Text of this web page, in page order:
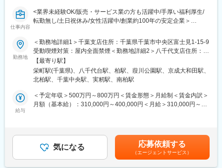
未経験でも安心してスタートできるよう、アフラック専任のトレ
ーナーによる段階的な研修があります。
2か月目：営業スキルや提案の仕方を習得
3か月目以降：定期的な検定・フィードバックで継続的にスキルア
ップ
※保険の知識がゼロの方でも成長できる仕組みを整えています。
■組織構成
20～40代の社員が中心となって活躍中。
「個人プレー」ではなく、相談しながらお客様に向き合うスタイ
ルのため、困った時もすぐにフォローし合える環境です。
変更の範囲：無
仕事内容
<業界未経験OK/販売・サービス業の方も活躍中/手厚い福利厚生/
転勤無し/土日祝休み/女性活躍中/創業約100年の安定企業＞
個人および中小企業の法人顧客に対する資産運用のパートナーと
して、最適な金融サービスを提供していただきます。資産形成の
ご提案に留まらず専門部署との連携による事業承継やM&A、不動
産管理など多様なソリューションの提供も行っており、金融の専
門知識を磨くことができます。
■職務詳細：
・個人および法人顧客への資産運用アドバイス
・新規顧客の開拓および既存顧客のフォロー
・証券というかたちのないものを扱うからこそ、総合的な人間力
や高いレベルの知見が試され、営業として高いスキルを磨くこと
勤務地
＜勤務地詳細1＞千葉支店住所：千葉県千葉市中央区富士見1-15-9
受動喫煙対策：屋内全面禁煙＜勤務地詳細2＞八千代支店住所：千
葉県八千代市八千代台東 1-1-10 受動喫煙対策：屋内全面禁煙＜勤
務地詳細3＞柏支店住所：千葉県柏市柏 2-6-8 受動喫煙対策：屋内
全面禁煙変更の範囲：会社の定める事業所
【最寄り駅】
栄町駅(千葉県)、八千代台駅、柏駅、葭川公園駅、京成大和田駅、
北柏駅、千葉中央駅、実籾駅、南柏駅
給与
＜予定年収＞500万円～800万円＜賃金形態＞月給制＜賃金内訳＞
月額（基本給）：310,000円～400,000円＜月給＞310,000円～
下する可能性があります。月給(月額)は固定手当を含めた表記で
す。
気になる 応募依頼する
（エージェントサービス）